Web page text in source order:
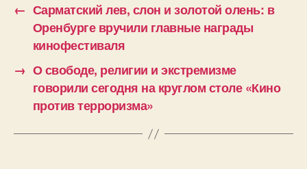
← Сарматский лев, слон и золотой олень: в
Оренбурге вручили главные награды
кинофестиваля
→ О свободе, религии и экстремизме
говорили сегодня на круглом столе «Кино
против терроризма»